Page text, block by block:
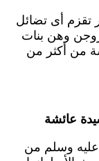
أى تضائل
وهن بنات
من أكثر من
عائشة
وسلم من